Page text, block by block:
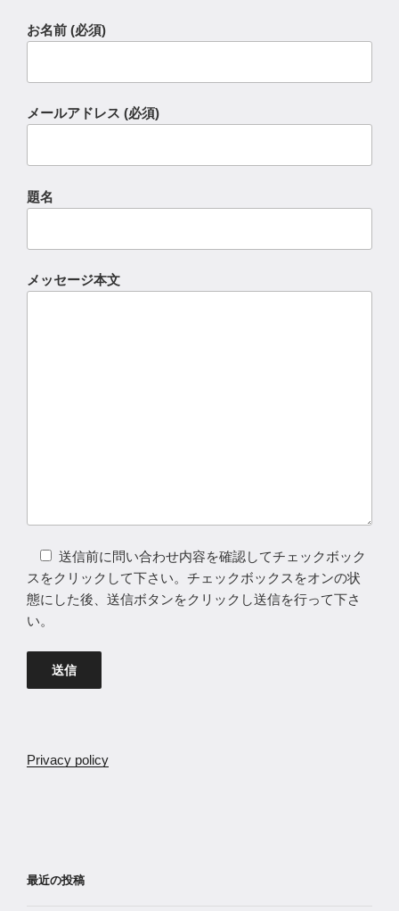
お名前 (必須)
メールアドレス (必須)
題名
メッセージ本文
送信前に問い合わせ内容を確認してチェックボック
スをクリックして下さい。チェックボックスをオンの状
態にした後、送信ボタンをクリックし送信を行って下さ
い。
Privacy policy
最近の投稿